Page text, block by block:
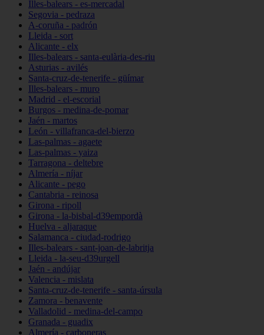
Illes-balears - es-mercadal
Segovia - pedraza
A-coruña - padrón
Lleida - sort
Alicante - elx
Illes-balears - santa-eulària-des-riu
Asturias - avilés
Santa-cruz-de-tenerife - güímar
Illes-balears - muro
Madrid - el-escorial
Burgos - medina-de-pomar
Jaén - martos
León - villafranca-del-bierzo
Las-palmas - agaete
Las-palmas - yaiza
Tarragona - deltebre
Almería - níjar
Alicante - pego
Cantabria - reinosa
Girona - ripoll
Girona - la-bisbal-d39empordà
Huelva - aljaraque
Salamanca - ciudad-rodrigo
Illes-balears - sant-joan-de-labritja
Lleida - la-seu-d39urgell
Jaén - andújar
Valencia - mislata
Santa-cruz-de-tenerife - santa-úrsula
Zamora - benavente
Valladolid - medina-del-campo
Granada - guadix
Almería - carboneras